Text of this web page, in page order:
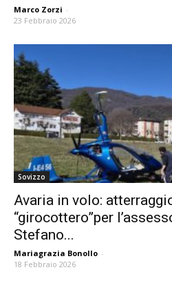
Marco Zorzi -
23 Febbraio 2026
Sovizzo
Avaria in volo:
“girocottero”per
Stefano...
Mariagrazia Bonollo -
18 Febbraio 2026